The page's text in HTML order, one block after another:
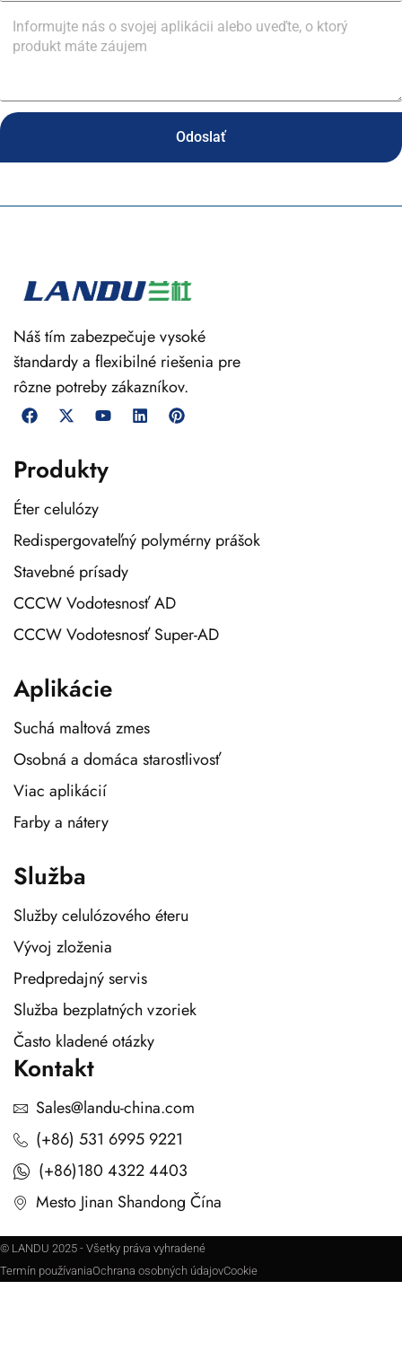
Odoslať
Náš tím zabezpečuje vysoké
štandardy a flexibilné riešenia pre
rôzne potreby zákazníkov.
Produkty
Éter celulózy
Redispergovateľný polymérny prášok
Stavebné prísady
CCCW Vodotesnosť AD
CCCW Vodotesnosť Super-AD
Aplikácie
Suchá maltová zmes
Osobná a domáca starostlivosť
Viac aplikácií
Farby a nátery
Služba
Služby celulózového éteru
Vývoj zloženia
Predpredajný servis
Služba bezplatných vzoriek
Často kladené otázky
Kontakt
Sales@landu-china.com
(+86) 531 6995 9221
(+86)180 4322 4403
Mesto Jinan Shandong Čína
© LANDU 2025 - Všetky práva vyhradené
Termín používaniaOchrana osobných údajovCookie